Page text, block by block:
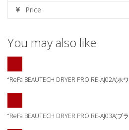
Price
You may also like
“ReFa BEAUTECH DRYER PRO RE-AJ02A(ホ
“ReFa BEAUTECH DRYER PRO RE-AJ03A(ブ